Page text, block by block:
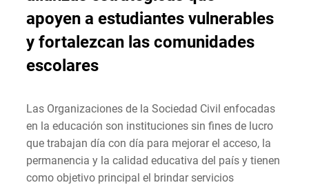
apoyen a estudiantes vulnerables
y fortalezcan las comunidades
escolares
Las Organizaciones de la Sociedad Civil enfocadas
en la educación son instituciones sin fines de lucro
que trabajan día con día para mejorar el acceso, la
permanencia y la calidad educativa del país y tienen
como objetivo principal el brindar servicios